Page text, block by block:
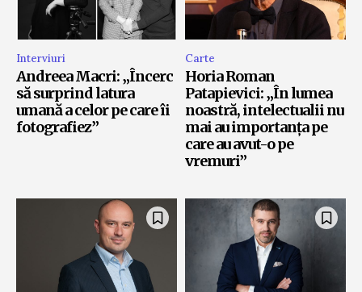
Interviuri
Andreea Macri: „Încerc
să surprind latura
umană a celor pe care îi
fotografiez”
Carte
Horia Roman
Patapievici: „În lumea
noastră, intelectualii nu
mai au importanța pe
care au avut-o pe
vremuri”